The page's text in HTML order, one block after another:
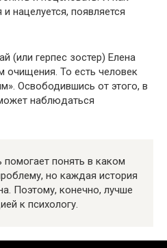
нацелуется, появляется
(или герпес зостер) Елена
очищения. То есть человек
Освободившись от этого, в
наблюдаться
понять в каком
но каждая история
Поэтому, конечно, лучше
к психологу.